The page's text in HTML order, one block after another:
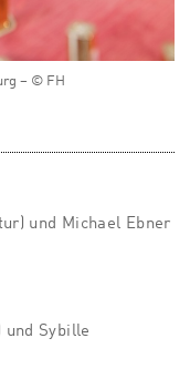
– © FH
und Michael Ebner
und Sybille